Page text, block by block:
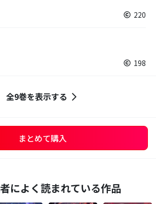
220
198
全9巻を表示する
まとめて購入
によく読まれている作品